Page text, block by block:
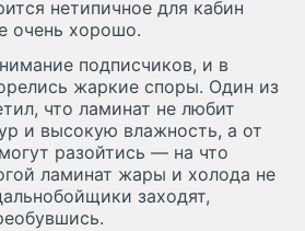
нетипичное для кабин
очень хорошо.
подписчиков, и в
жаркие споры. Один из
что ламинат не любит
и высокую влажность, а от
разойтись — на что
ламинат жары и холода не
заходят,